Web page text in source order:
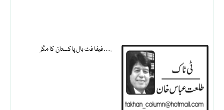
فیفا فٹ بال پاکستان کا مگر….